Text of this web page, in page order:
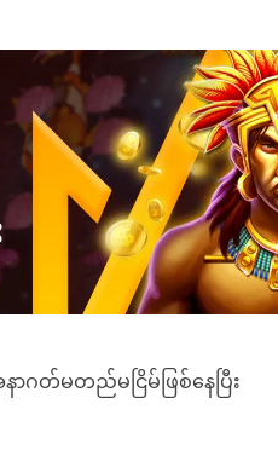
တ်မတည်မငြိမ်ဖြစ်နေပြီး